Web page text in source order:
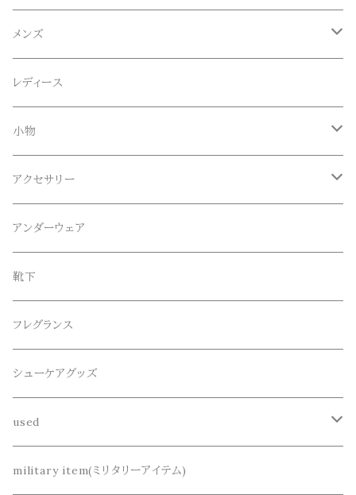
ACE SNKR(エーススニーカー)
Anapau,Seaing,ANAPAU UG
Blundstone(ブランドストーン)
CameOne(ケイムワン)
CANDY DESIGN&WORKS(CDW)
collonil(コロニル)
CountyComm(カウンティーコム)
decka(デカ)
dros dro(ドロスドロ)
DETAIL(ディティール)
メンズ
トップス
Tシャツ
ロンT
シャツ
カーディガン
ボトムス
ロング
ショート
セットアップ
シューズ
シューズ
サンダル
レディース
小物
帽子、マフラー、手袋
メガネ、サングラス
ベルト
腕時計
キーアクセサリー
財布、コインケース、マネークリップ
鞄
アクセサリー
リング
ブレスレット、バングル
ネックレス
アンダーウェア
靴下
フレグランス
シューケアグッズ
used
リメイク
military item(ミリタリーアイテム)